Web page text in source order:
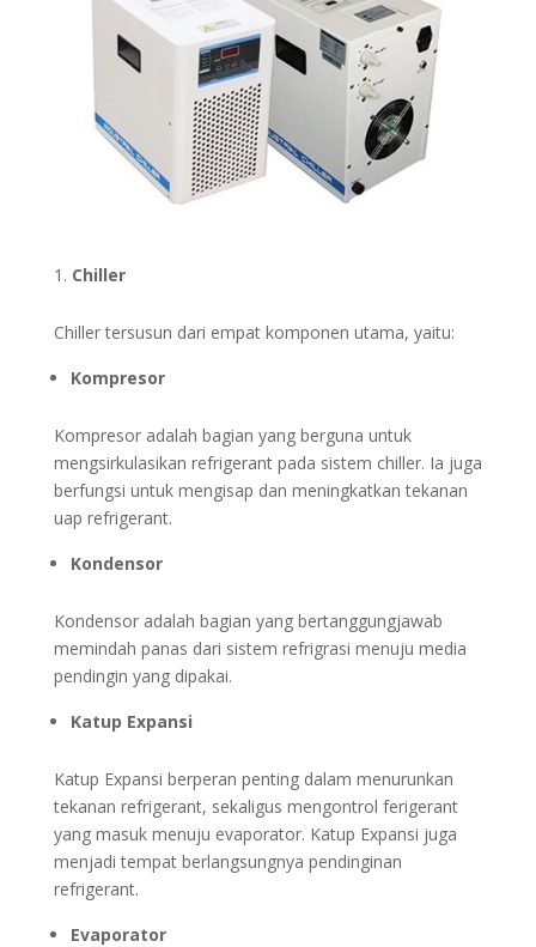
Chiller
Chiller tersusun dari empat komponen utama, yaitu:
Kompresor
Kompresor adalah bagian yang berguna untuk
mengsirkulasikan refrigerant pada sistem chiller. Ia juga
berfungsi untuk mengisap dan meningkatkan tekanan
uap refrigerant.
Kondensor
Kondensor adalah bagian yang bertanggungjawab
memindah panas dari sistem refrigrasi menuju media
pendingin yang dipakai.
Katup Expansi
Katup Expansi berperan penting dalam menurunkan
tekanan refrigerant, sekaligus mengontrol ferigerant
yang masuk menuju evaporator. Katup Expansi juga
menjadi tempat berlangsungnya pendinginan
refrigerant.
Evaporator